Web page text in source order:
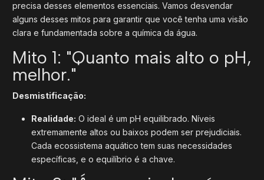
precisa desses elementos essenciais. Vamos desvendar
alguns desses mitos para garantir que você tenha uma visão
clara e fundamentada sobre a química da água.
Mito 1: "Quanto mais alto o pH,
melhor."
Desmistificação:
Realidade: O ideal é um pH equilibrado. Níveis
extremamente altos ou baixos podem ser prejudiciais.
Cada ecossistema aquático tem suas necessidades
específicas, e o equilíbrio é a chave.